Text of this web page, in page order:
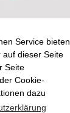
Service bieten
auf dieser Seite
Seite
Cookie-
dazu